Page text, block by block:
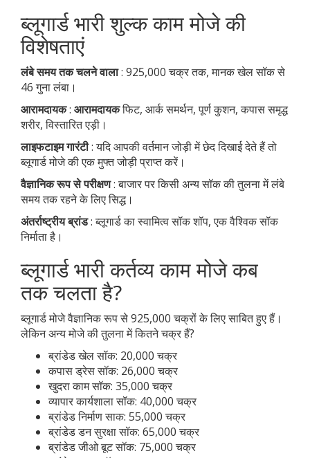
ब्लूगार्ड भारी शुल्क काम मोजे की
विशेषताएं
लंबे समय तक चलने वाला: 925,000 चक्र तक, मानक खेल सॉक से
46 गुना लंबा।
आरामदायक: आरामदायकफिट, आर्क समर्थन, पूर्ण कुशन, कपास समृद्ध
शरीर, विस्तारित एड़ी।
लाइफटाइम गारंटी: यदि आपकी वर्तमान जोड़ी में छेद दिखाई देते हैं तो
ब्लूगार्ड मोजे की एक मुफ्त जोड़ी प्राप्त करें।
वैज्ञानिक रूप से परीक्षण: बाजार पर किसी अन्य सॉक की तुलना में लंबे
समय तक रहने के लिए सिद्ध।
अंतर्राष्ट्रीय ब्रांड: ब्लूगार्ड का स्वामित्व सॉक शॉप, एक वैश्विक सॉक
निर्माता है।
ब्लूगार्ड भारी कर्तव्य काम मोजे कब
तक चलता है?
ब्लूगार्ड मोजे वैज्ञानिक रूप से 925,000 चक्रों के लिए साबित हुए हैं।
लेकिन अन्य मोजे की तुलना में कितने चक्र हैं?
ब्रांडेड खेल सॉक: 20,000 चक्र
कपास ड्रेस सॉक: 26,000 चक्र
खुदरा काम सॉक: 35,000 चक्र
व्यापार कार्यशाला सॉक: 40,000 चक्र
ब्रांडेड निर्माण साक: 55,000 चक्र
ब्रांडेड डन सुरक्षा सॉक: 65,000 चक्र
ब्रांडेड जीओ बूट सॉक: 75,000 चक्र